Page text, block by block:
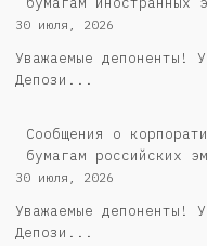
30 июля, 2026
Уважаемые депоненты!
Депози...
Cообщения о
бумагам российских
30 июля, 2026
Уважаемые депоненты!
Депози...